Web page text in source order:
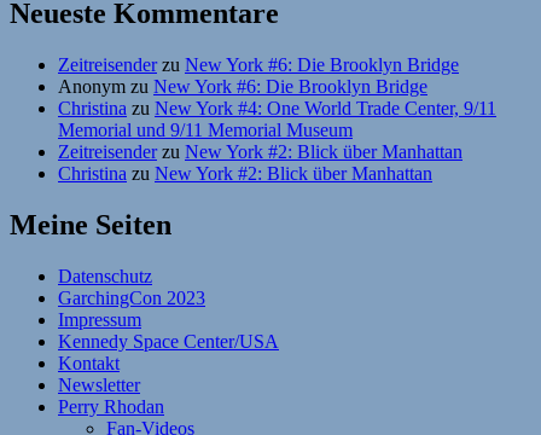
Neueste Kommentare
Zeitreisenderzu New York #6: Die Brooklyn Bridge
Anonym zu New York #6: Die Brooklyn Bridge
Christina zu New York #4: One World Trade Center, 9/11
Memorial und 9/11 Memorial Museum
Zeitreisenderzu New York #2: Blick über Manhattan
Christina zu New York #2: Blick über Manhattan
Meine Seiten
Datenschutz
GarchingCon 2023
Impressum
Kennedy Space Center/USA
Kontakt
Newsletter
Perry Rhodan
Fan-Videos